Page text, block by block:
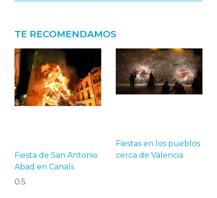
TE RECOMENDAMOS
Fiesta de San Antonio
Abad en Canals
Fiestas en los pueblos
cerca de Valencia